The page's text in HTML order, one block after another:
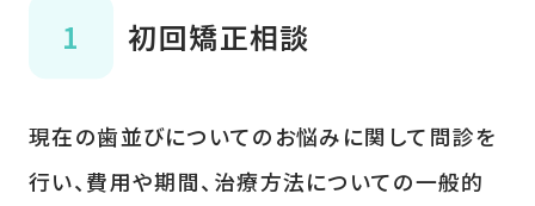
初回矯正相談
現在の歯並びについてのお悩みに関して問診を
行い、費用や期間、治療方法についての一般的